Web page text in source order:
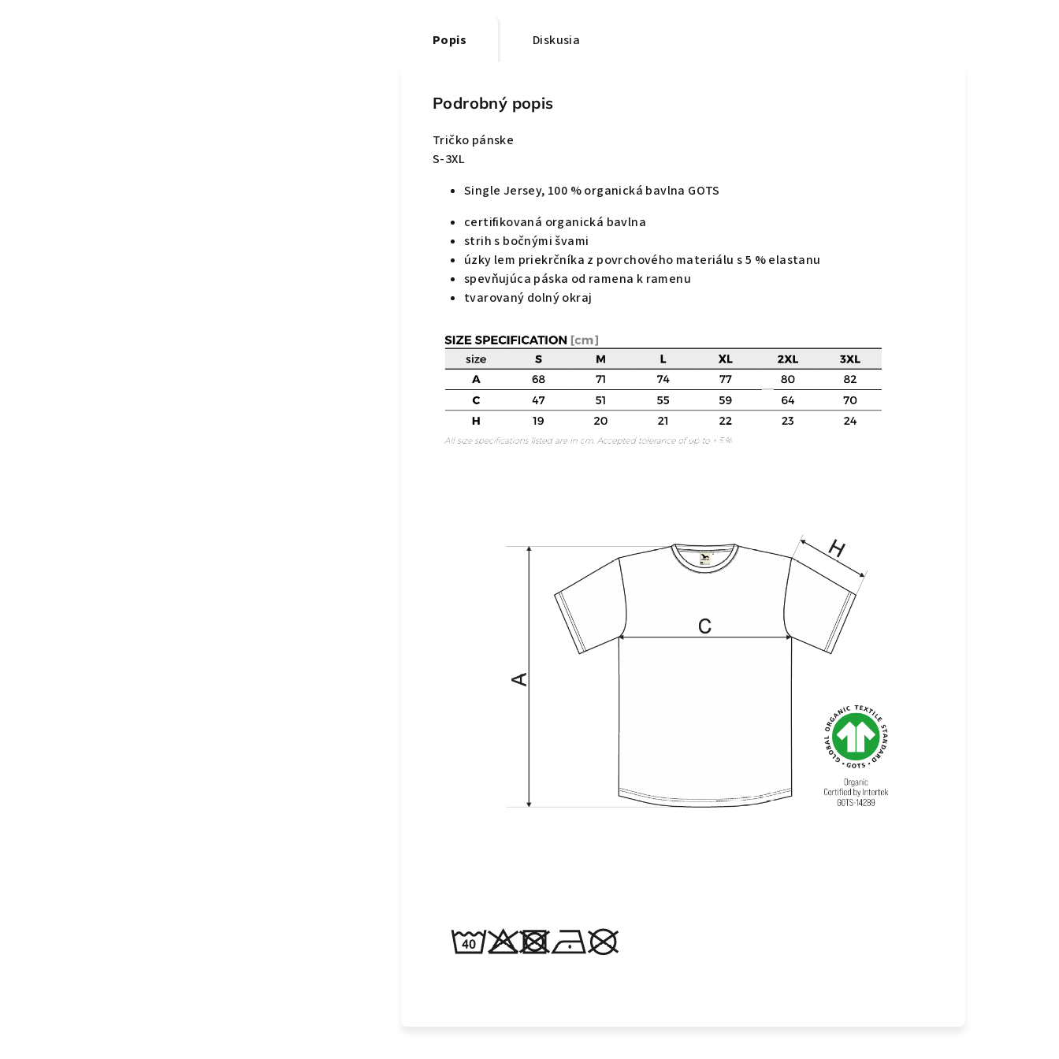
Popis Diskusia
Podrobný popis
Tričko pánske
S-3XL
Single Jersey, 100 % organická bavlna GOTS
certifikovaná organická bavlna
strih s bočnými švami
úzky lem priekrčníka z povrchového materiálu s 5 % elastanu
spevňujúca páska od ramena k ramenu
tvarovaný dolný okraj